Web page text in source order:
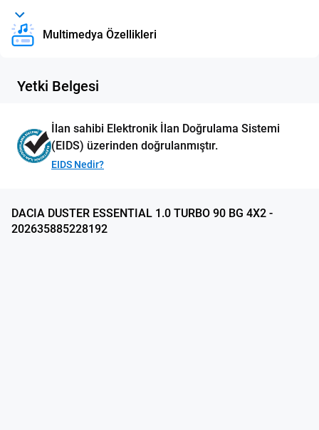
Multimedya Özellikleri
Yetki Belgesi
İlan sahibi Elektronik İlan Doğrulama Sistemi
(EIDS) üzerinden doğrulanmıştır.
EIDS Nedir?
DACIA DUSTER ESSENTIAL 1.0 TURBO 90 BG 4X2 -
202635885228192